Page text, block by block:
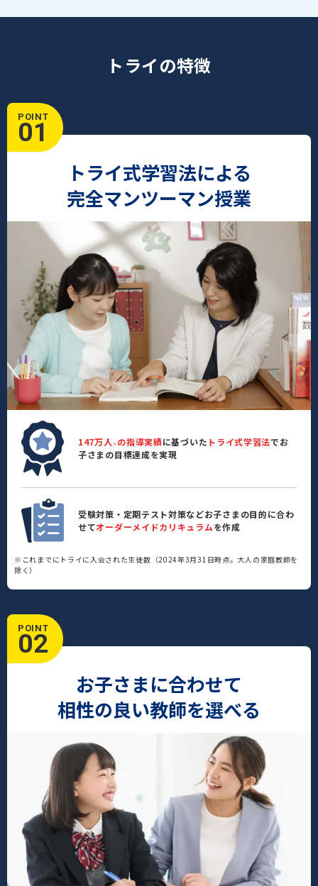
トライの特徴
POINT
01
トライ式学習法による
完全マンツーマン授業
147万人 ※ の指導実績に基づいた トライ式学習法でお
子さまの目標達成を実現
受験対策・定期テスト対策などお子さまの目的に合わ
せてオーダーメイドカリキュラムを作成
※これまでにトライに入会された生徒数（2024年3月31日時点。大人の家庭教師を
除く）
POINT
02
お子さまに合わせて
相性の良い教師を選べる